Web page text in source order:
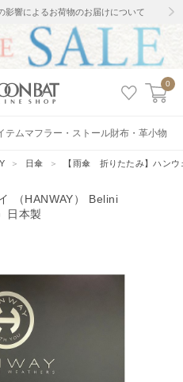
影響によるお荷物のお届けについて
0
テムマフラー・ストール財布・革小物
＞ 日傘 ＞ 【雨傘 折りたたみ】ハンウ
（HANWAY） Belini
日本製